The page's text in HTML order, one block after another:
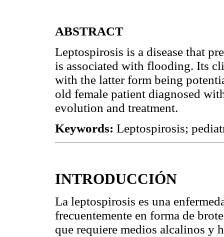
ABSTRACT
Leptospirosis is a disease that
is associated with flooding. Its
with the latter form being
old female patient diagnosed
evolution and treatment.
Keywords: Leptospirosis;
INTRODUCCIÓN
La leptospirosis es una
frecuentemente en forma de
que requiere medios alcalinos y